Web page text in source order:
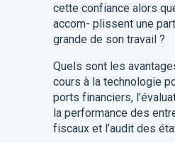
cette confiance alors
accom- plissent une
grande de son travail ?
Quels sont les
cours à la technologie
ports financiers,
la performance des
fiscaux et l’audit des